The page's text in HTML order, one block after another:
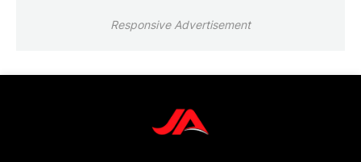
Responsive Advertisement